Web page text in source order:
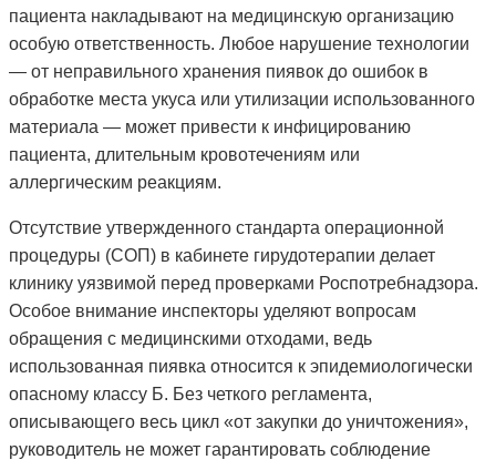
пациента накладывают на медицинскую организацию
особую ответственность. Любое нарушение технологии
— от неправильного хранения пиявок до ошибок в
обработке места укуса или утилизации использованного
материала — может привести к инфицированию
пациента, длительным кровотечениям или
аллергическим реакциям.
Отсутствие утвержденного стандарта операционной
процедуры (СОП) в кабинете гирудотерапии делает
клинику уязвимой перед проверками Роспотребнадзора.
Особое внимание инспекторы уделяют вопросам
обращения с медицинскими отходами, ведь
использованная пиявка относится к эпидемиологически
опасному классу Б. Без четкого регламента,
описывающего весь цикл «от закупки до уничтожения»,
руководитель не может гарантировать соблюдение